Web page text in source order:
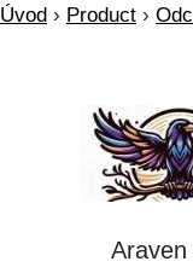
Úvod › Product ›
Araven